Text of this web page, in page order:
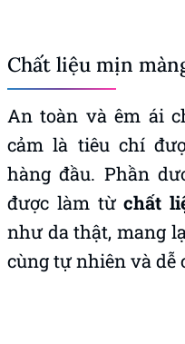
Chất liệu mịn
cảm là tiêu chí
hàng đầu. Phần
được làm từchất
như da thật, mang
cùng tự nhiên và dễ